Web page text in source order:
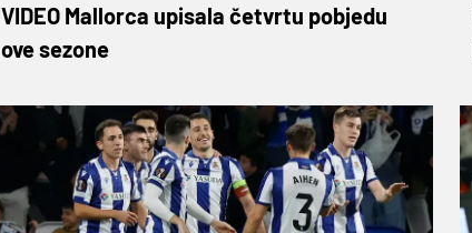
VIDEO Mallorca upisala četvrtu pobjedu
ove sezone